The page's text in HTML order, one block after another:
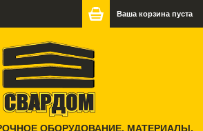
ОБОРУДОВАНИЕ, МАТЕРИАЛЫ,
Ваша корзина пуста